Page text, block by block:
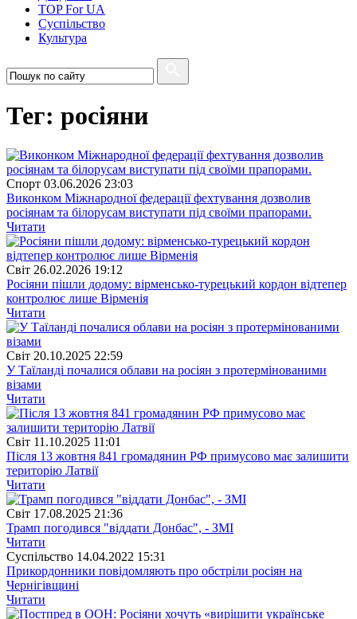
TOP For UA
Суспiльство
Культура
Тег: росіяни
Спорт 03.06.2026 23:03
Виконком Міжнародної федерації фехтування дозволив
росіянам та білорусам виступати під своїми прапорами.
Читати
Свiт 26.02.2026 19:12
Росіяни пішли додому: вірменсько-турецький кордон відтепер
контролює лише Вірменія
Читати
Свiт 20.10.2025 22:59
У Таїланді почалися облави на росіян з протермінованими
візами
Читати
Свiт 11.10.2025 11:01
Після 13 жовтня 841 громадянин РФ примусово має залишити
територію Латвії
Читати
Свiт 17.08.2025 21:36
Трамп погодився "віддати Донбас", - ЗМІ
Читати
Суспiльство 14.04.2022 15:31
Прикордонники повідомляють про обстріли росіян на
Чернігівщині
Читати